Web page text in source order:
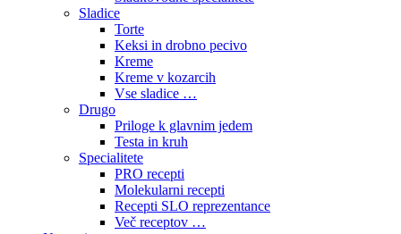
Sladice
Torte
Keksi in drobno pecivo
Kreme
Kreme v kozarcih
Vse sladice …
Drugo
Priloge k glavnim jedem
Testa in kruh
Specialitete
PRO recepti
Molekularni recepti
Recepti SLO reprezentance
Več receptov …